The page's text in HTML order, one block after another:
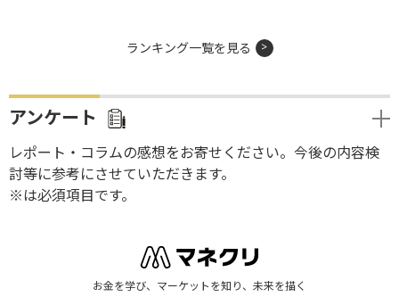
ランキング一覧を見る
アンケート
レポート・コラムの感想をお寄せください。今後の内容検
討等に参考にさせていただきます。
※は必須項目です。
お金を学び、マーケットを知り、未来を描く